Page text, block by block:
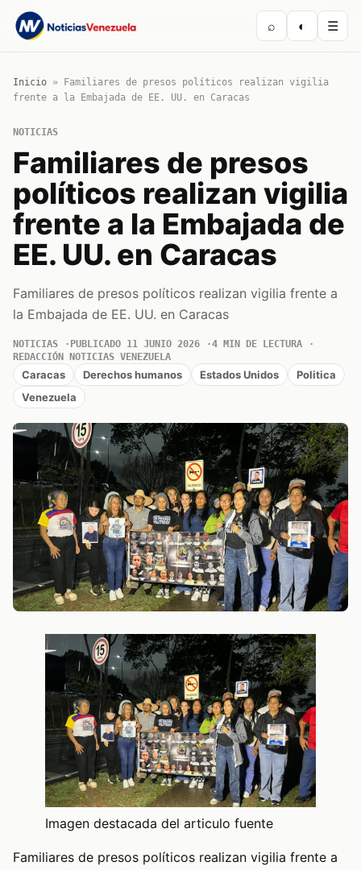
⌕ ◐ ☰
Inicio »
Familiares de presos políticos realizan vigilia
frente a la Embajada de EE. UU. en Caracas
NOTICIAS
Familiares de presos
políticos realizan vigilia
frente a la Embajada de
EE. UU. en Caracas
Familiares de presos políticos realizan vigilia frente a
la Embajada de EE. UU. en Caracas
NOTICIAS PUBLICADO 11 JUNIO 2026
4 MIN DE LECTURA
REDACCIÓN NOTICIAS VENEZUELA
Caracas Derechos humanos Estados Unidos
Politica
Venezuela
Imagen destacada del articulo fuente
Familiares de presos políticos realizan vigilia frente a